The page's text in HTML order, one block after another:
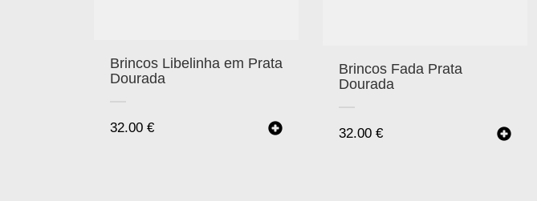
Brincos Libelinha em Prata
Dourada
32.00 €
Brincos Fada Prata
Dourada
32.00 €